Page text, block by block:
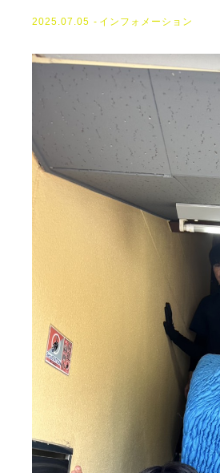
2025.07.05 インフォメーション